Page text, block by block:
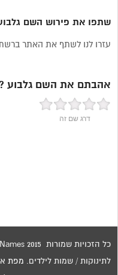
שתפו את פירוש השם
עזרו לנו לשתף את האתר
אהבתם את השם גלבוע
דרג שם זה
לתינוקות / שמות לילדים. מפת